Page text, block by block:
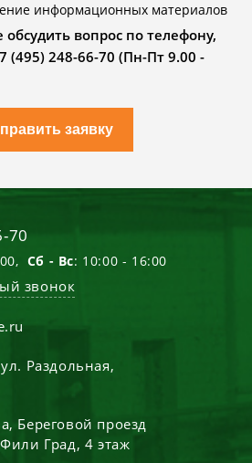
информационных материалов
обсудить вопрос по телефону,
(495) 248-66-70 (Пн-Пт 9.00 -
заявку
70
Сб - Вс: 10:00 - 16:00
звонок
ул. Раздольная,
, Береговой проезд
Град, 4 этаж